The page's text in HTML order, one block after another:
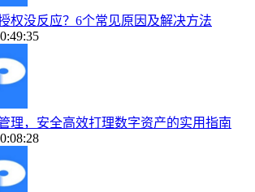
权没反应？6个常见原因及解决方法
理，安全高效打理数字资产的实用指南